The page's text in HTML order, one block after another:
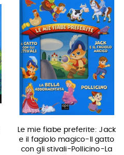
Le mie fiabe preferite: Jack
e il fagiolo magico-Il gatto
con gli stivali-Pollicino-La